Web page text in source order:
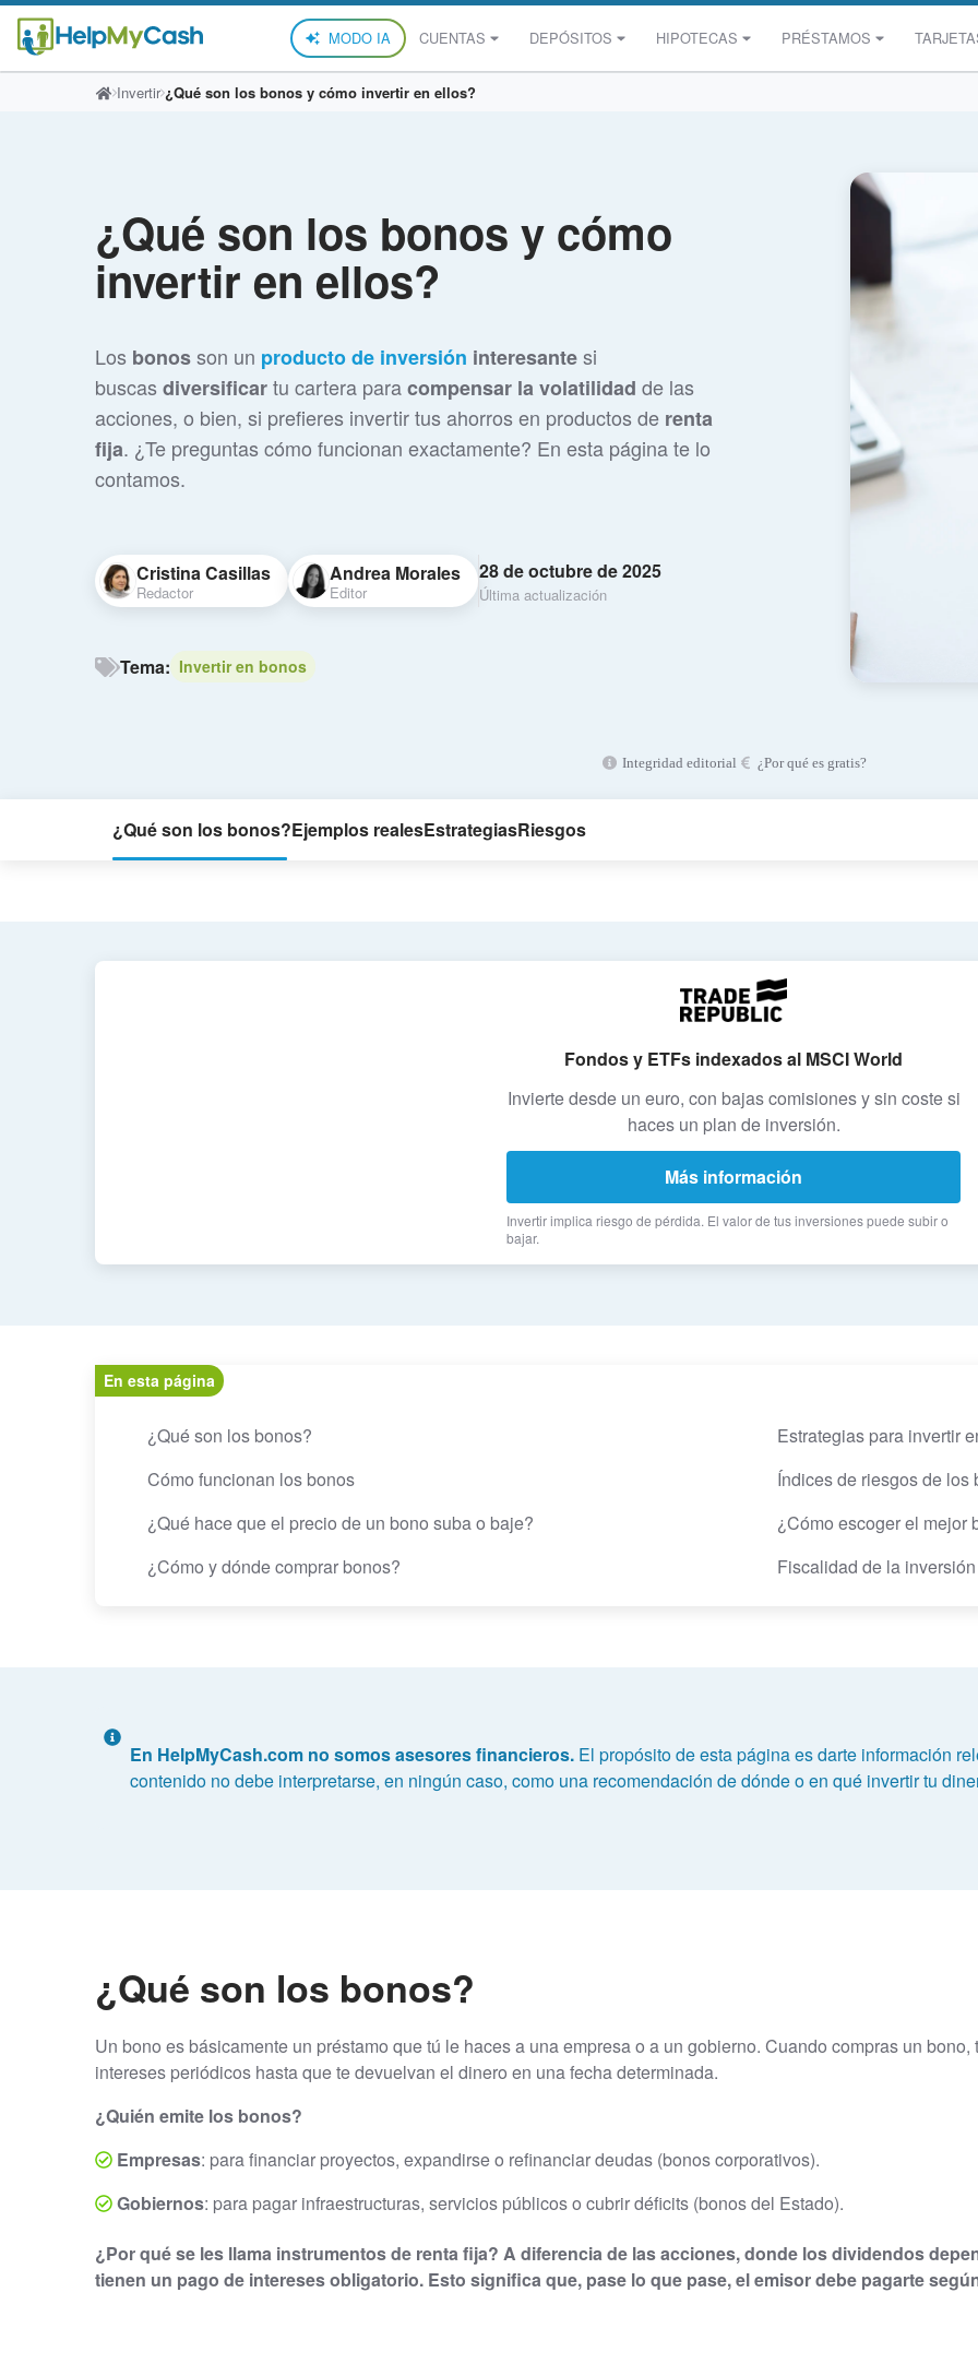
MODO IA CUENTAS DEPÓSITOS HIPOTECAS PRÉSTAMOS
Invertir ¿Qué son los bonos y cómo invertir en ellos?
¿Qué son los bonos y cómo
invertir en ellos?
Los bonosson un producto de inversión interesantesi
buscas diversificartu cartera paracompensar la volatilidad de las
acciones, o bien, si prefieres invertir tus ahorros en productos de renta
fija. ¿Te preguntas cómo funcionan exactamente? En esta página te lo
contamos.
Cristina Casillas
Redactor
Andrea Morales
Editor
28 de octubre de 2025
Última actualización
Tema: Invertir en bonos
Integridad editorial ¿Por qué es gratis?
¿Qué son los bonos?Ejemplos realesEstrategiasRiesgos
Fondos y ETFs indexados al MSCI World
Invierte desde un euro, con bajas comisiones y sin coste si
haces un plan de inversión.
Más información
Invertir implica riesgo de pérdida. El valor de tus inversiones puede subir o
bajar.
En esta página
¿Qué son los bonos?
Cómo funcionan los bonos
¿Qué hace que el precio de un bono suba o baje?
¿Cómo y dónde comprar bonos?
Estrategias para invertir
Índices de riesgos de los
¿Cómo escoger el mejor
Fiscalidad de la
En HelpMyCash.com no somos asesores financieros. El propósito de esta página es darte información
contenido no debe interpretarse, en ningún caso, como una recomendación de dónde o en qué invertir tu
¿Qué son los bonos?
Un bono es básicamente un préstamo que tú le haces a una empresa o a un gobierno. Cuando compras un
intereses periódicos hasta que te devuelvan el dinero en una fecha determinada.
¿Quién emite los bonos?
Empresas: para financiar proyectos, expandirse o refinanciar deudas (bonos corporativos).
Gobiernos: para pagar infraestructuras, servicios públicos o cubrir déficits (bonos del Estado).
¿Por qué se les llama instrumentos de renta fija? A diferencia de las acciones, donde los dividendos
tienen un pago de intereses obligatorio. Esto significa que, pase lo que pase, el emisor debe pagarte